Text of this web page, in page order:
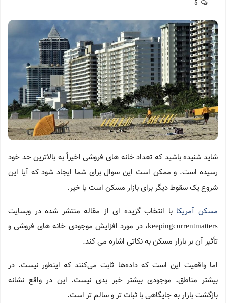
شاید شنیده باشید که تعداد خانه های فروشی اخیراً به بالاترین حد خود
رسیده است. و ممکن است این سوال برای شما ایجاد شود که آیا این
شروع یک سقوط دیگر برای بازار مسکن است یا خیر.
مسکن آمریکا با انتخاب گزیده ای از مقاله منتشر شده در وبسایت
keepingcurrentmatters، در مورد افزایش موجودی خانه های فروشی و
تأثیر آن بر بازار مسکن به نکاتی اشاره می کند.
اما واقعیت این است که داده‌ها ثابت می‌کنند که اینطور نیست. در
بیشتر مناطق، موجودی بیشتر خبر بدی نیست. این در واقع نشانه
بازگشت بازار به جایگاهی با ثبات تر و سالم تر است.